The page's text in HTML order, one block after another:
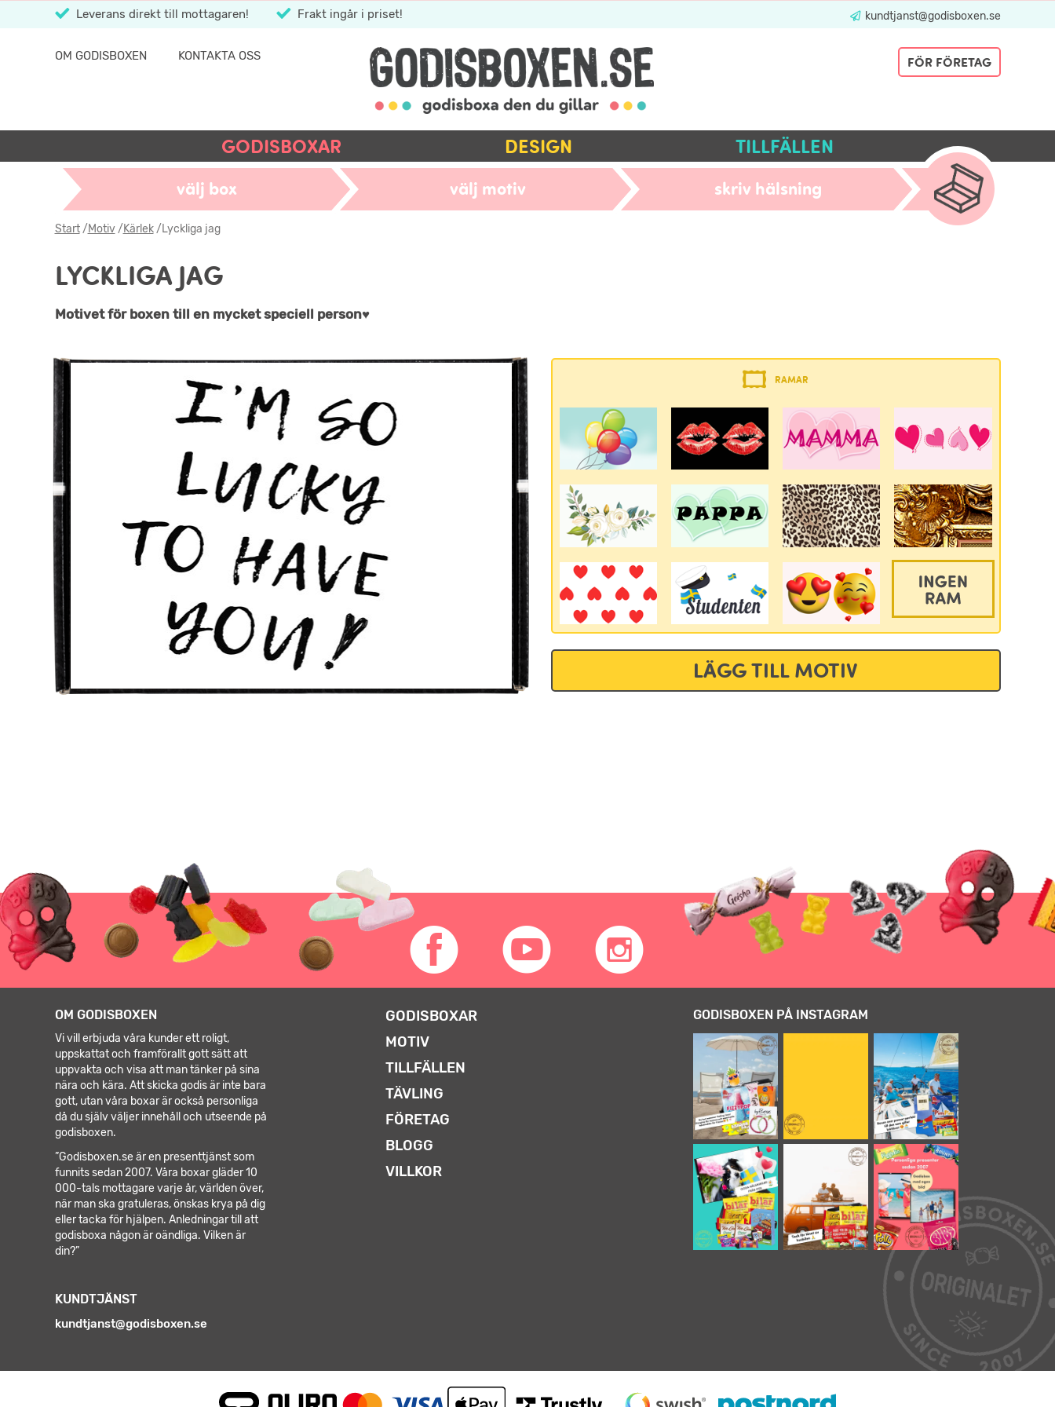
Leverans direkt till mottagaren! Frakt ingår i priset! kundtjanst@godisboxen.se
OM GODISBOXEN KONTAKTA OSS FÖR FÖRETAG
GODISBOXAR DESIGN TILLFÄLLEN
välj box välj motiv skriv hälsning
Start/Motiv/Kärlek/Lyckliga jag
LYCKLIGA JAG
Motivet för boxen till en mycket speciell person♥
RAMAR
LÄGG TILL MOTIV
GODISBOXEN PÅ INSTAGRAM
GODISBOXAR
MOTIV
TILLFÄLLEN
TÄVLING
FÖRETAG
BLOGG
VILLKOR
KUNDTJÄNST
kundtjanst@godisboxen.se
OM GODISBOXEN
Vi vill erbjuda våra kunder ett roligt,
uppskattat och framförallt gott sätt att
uppvakta och visa att man tänker på sina
nära och kära. Att skicka godis är inte bara
gott, utan våra boxar är också personliga
då du själv väljer innehåll och utseende på
godisboxen.
”Godisboxen.se är en presenttjänst som
funnits sedan 2007. Våra boxar gläder 10
000-tals mottagare varje år, världen över,
när man ska gratuleras, önskas krya på dig
eller tacka för hjälpen. Anledningar till att
godisboxa någon är oändliga. Vilken är
din?”